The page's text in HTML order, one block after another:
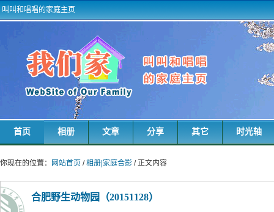
叫叫和唱唱的家庭主页
首页 相册 文章 分享 其它 时光轴
你现在的位置： 网站首页 /相册|家庭合影 / 正文内容
合肥野生动物园（20151128）